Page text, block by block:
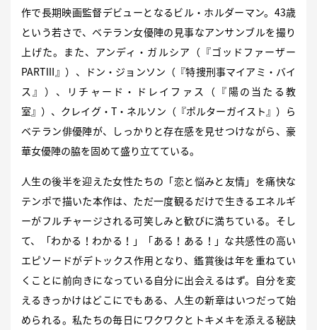
作で長期映画監督デビューとなるビル・ホルダーマン。43歳
という若さで、ベテラン女優陣の見事なアンサンブルを撮り
上げた。また、アンディ・ガルシア（『ゴッドファーザー
PARTⅢ』）、ドン・ジョンソン（『特捜刑事マイアミ・バイ
ス』）、リチャード・ドレイファス（『陽の当たる教
室』）、クレイグ・T・ネルソン（『ポルターガイスト』）ら
ベテラン俳優陣が、しっかりと存在感を見せつけながら、豪
華女優陣の脇を固めて盛り立てている。
人生の後半を迎えた女性たちの「恋と悩みと友情」を痛快な
テンポで描いた本作は、ただ一度観るだけで生きるエネルギ
ーがフルチャージされる可笑しみと歓びに満ちている。そし
て、「わかる！わかる！」「ある！ある！」な共感性の高い
エピソードがデトックス作用となり、鑑賞後は年を重ねてい
くことに前向きになっている自分に出会えるはず。自分を変
えるきっかけはどこにでもある、人生の新章はいつだって始
められる。私たちの毎日にワクワクとトキメキを添える秘訣